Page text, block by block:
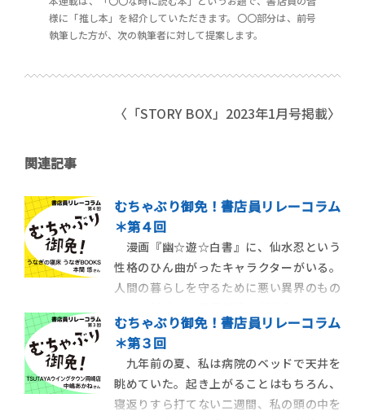
様に「推し本」を紹介していただきます。〇〇部分は、前号
執筆した方が、次の執筆者に対して提案します。
〈「STORY BOX」2023年1月号掲載〉
関連記事
むちゃぶり御免！書店員リレーコラム
＊第４回
漫画『幽☆遊☆白書』に、仙水忍という
性格のひん曲がったキャラクターがいる。
人間の暮らしを守るために悪い異界のもの
彼は、ある日「守るべきだった人間」が
「絶対悪だった異界のものたち」に対して
残虐非道を働いている現場を目撃してしま
い、そりゃもう見事に闇堕ちする。人間は
汚い、人間は残酷だ
むちゃぶり御免！書店員リレーコラム
＊第３回
九年前の夏、私は病院のベッドで天井を
眺めていた。起き上がることはもちろん、
寝返りすら打てない二週間、私の頭の中を